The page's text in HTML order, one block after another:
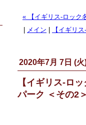
« 【イギリス-ロック
メイン
【イギリ
2020年7月 7日 (火
【イギリス-ロ
パーク ＜その2＞